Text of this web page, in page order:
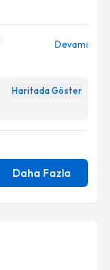
Devamı
Haritada Göster
Daha Fazla